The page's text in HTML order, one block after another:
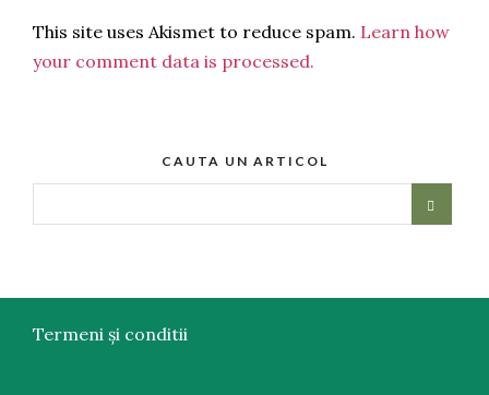
This site uses Akismet to reduce spam. Learn how
your comment data is processed.
CAUTA UN ARTICOL
Termeni și conditii